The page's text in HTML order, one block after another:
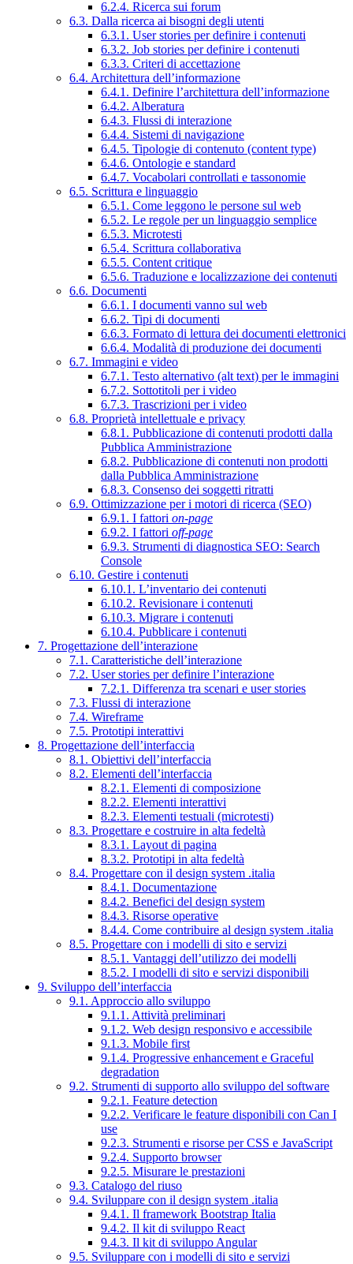
6.2.4. Ricerca sui forum
6.3. Dalla ricerca ai bisogni degli utenti
6.3.1. User stories per definire i contenuti
6.3.2. Job stories per definire i contenuti
6.3.3. Criteri di accettazione
6.4. Architettura dell’informazione
6.4.1. Definire l’architettura dell’informazione
6.4.2. Alberatura
6.4.3. Flussi di interazione
6.4.4. Sistemi di navigazione
6.4.5. Tipologie di contenuto (content type)
6.4.6. Ontologie e standard
6.4.7. Vocabolari controllati e tassonomie
6.5. Scrittura e linguaggio
6.5.1. Come leggono le persone sul web
6.5.2. Le regole per un linguaggio semplice
6.5.3. Microtesti
6.5.4. Scrittura collaborativa
6.5.5. Content critique
6.5.6. Traduzione e localizzazione dei contenuti
6.6. Documenti
6.6.1. I documenti vanno sul web
6.6.2. Tipi di documenti
6.6.3. Formato di lettura dei documenti elettronici
6.6.4. Modalità di produzione dei documenti
6.7. Immagini e video
6.7.1. Testo alternativo (alt text) per le immagini
6.7.2. Sottotitoli per i video
6.7.3. Trascrizioni per i video
6.8. Proprietà intellettuale e privacy
6.8.1. Pubblicazione di contenuti prodotti dalla
Pubblica Amministrazione
6.8.2. Pubblicazione di contenuti non prodotti
dalla Pubblica Amministrazione
6.8.3. Consenso dei soggetti ritratti
6.9. Ottimizzazione per i motori di ricerca (SEO)
6.9.1. I fattori on-page
6.9.2. I fattori off-page
6.9.3. Strumenti di diagnostica SEO: Search
Console
6.10. Gestire i contenuti
6.10.1. L’inventario dei contenuti
6.10.2. Revisionare i contenuti
6.10.3. Migrare i contenuti
6.10.4. Pubblicare i contenuti
7. Progettazione dell’interazione
7.1. Caratteristiche dell’interazione
7.2. User stories per definire l’interazione
7.2.1. Differenza tra scenari e user stories
7.3. Flussi di interazione
7.4. Wireframe
7.5. Prototipi interattivi
8. Progettazione dell’interfaccia
8.1. Obiettivi dell’interfaccia
8.2. Elementi dell’interfaccia
8.2.1. Elementi di composizione
8.2.2. Elementi interattivi
8.2.3. Elementi testuali (microtesti)
8.3. Progettare e costruire in alta fedeltà
8.3.1. Layout di pagina
8.3.2. Prototipi in alta fedeltà
8.4. Progettare con il design system .italia
8.4.1. Documentazione
8.4.2. Benefici del design system
8.4.3. Risorse operative
8.4.4. Come contribuire al design system .italia
8.5. Progettare con i modelli di sito e servizi
8.5.1. Vantaggi dell’utilizzo dei modelli
8.5.2. I modelli di sito e servizi disponibili
9. Sviluppo dell’interfaccia
9.1. Approccio allo sviluppo
9.1.1. Attività preliminari
9.1.2. Web design responsivo e accessibile
9.1.3. Mobile first
9.1.4. Progressive enhancement e Graceful
degradation
9.2. Strumenti di supporto allo sviluppo del software
9.2.1. Feature detection
9.2.2. Verificare le feature disponibili con Can I
use
9.2.3. Strumenti e risorse per CSS e JavaScript
9.2.4. Supporto browser
9.2.5. Misurare le prestazioni
9.3. Catalogo del riuso
9.4. Sviluppare con il design system .italia
9.4.1. Il framework Bootstrap Italia
9.4.2. Il kit di sviluppo React
9.4.3. Il kit di sviluppo Angular
9.5. Sviluppare con i modelli di sito e servizi